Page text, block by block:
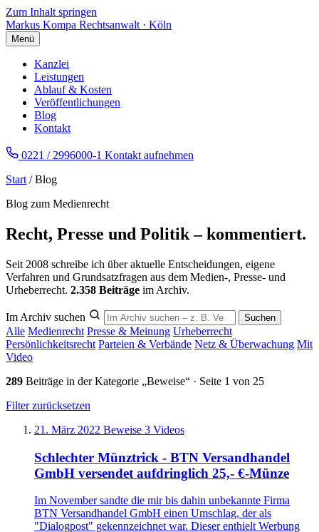
Zum Inhalt springen
Markus Kompa Rechtsanwalt · Köln
Menü
Kanzlei
Leistungen
Ablauf & Kosten
Veröffentlichungen
Blog
Kontakt
0221 / 2996000-1 Kontakt aufnehmen
Start / Blog
Blog zum Medienrecht
Recht, Presse und Politik – kommentiert.
Seit 2008 schreibe ich über aktuelle Entscheidungen, eigene
Verfahren und Grundsatzfragen aus dem Medien-, Presse- und
Urheberrecht. 2.358 Beiträge im Archiv.
Im Archiv suchen Suchen
Alle Medienrecht Presse & Meinung Urheberrecht
Persönlichkeitsrecht Parteien & Verbände Netz & Überwachung Mit
Video
289 Beiträge in der Kategorie „Beweise“ · Seite 1 von 25
Filter zurücksetzen
21. März 2022 Beweise 3 Videos
Schlechter Münztrick - BTN Versandhandel
GmbH versendet aufdringlich 25,- €-Münze
Im November sandte die mir bis dahin unbekannte Firma
BTN Versandhandel GmbH einen Umschlag, der als
"Dialogpost" gekennzeichnet war. Dieser enthielt Werbung